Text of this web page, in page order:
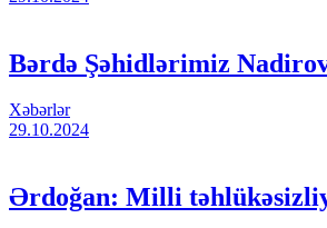
Bərdə Şəhidlərimiz
Xəbərlər
29.10.2024
Ərdoğan: Milli